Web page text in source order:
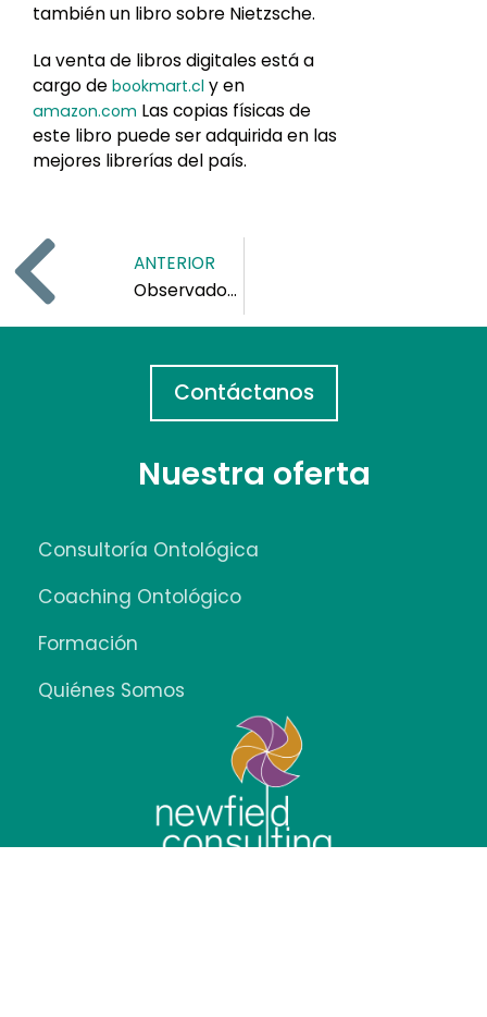
también un libro sobre Nietzsche.
La venta de libros digitales está a
cargo de bookmart.cl y en
amazon.com Las copias físicas de
este libro puede ser adquirida en las
mejores librerías del país.
ANTERIOR
Observador y su Mundo Volumen 1 y 2
Nuestra oferta
Consultoría Ontológica
Coaching Ontológico
Formación
Quiénes Somos
Contáctanos